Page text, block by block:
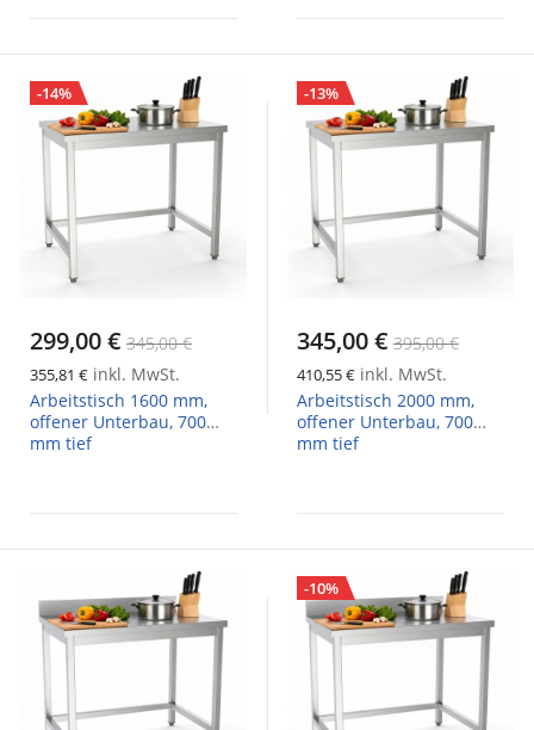
-14%
299,00 € 345,00 €
355,81 € inkl. MwSt.
Arbeitstisch 1600 mm,
offener Unterbau, 700
mm tief
-13%
345,00 € 395,00 €
410,55 € inkl. MwSt.
Arbeitstisch 2000 mm,
offener Unterbau, 700
mm tief
-10%